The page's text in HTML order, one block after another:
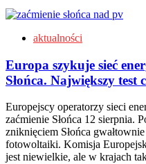
aktualności
Europa szykuje sieć
Słońca. Największy test
Europejscy operatorzy sieci
zaćmienie Słońca 12 sierpnia.
zniknięciem Słońca
fotowoltaiki. Komisja
jest niewielkie, ale w krajach